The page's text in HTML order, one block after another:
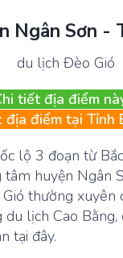
Ngân Sơn -
tiết địa điểm
địa điểm tại Tỉnh
lộ 3 đoạn từ
huyện Ngân
thường
lịch Cao
tại đây.